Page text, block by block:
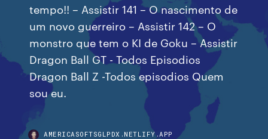
tempo!! – Assistir 141 – O nascimento de
um novo guerreiro – Assistir 142 – O
monstro que tem o KI de Goku – Assistir
Dragon Ball GT - Todos Episodios
Dragon Ball Z -Todos episodios Quem
sou eu.
AMERICASOFTSGLPDX.NETLIFY.APP